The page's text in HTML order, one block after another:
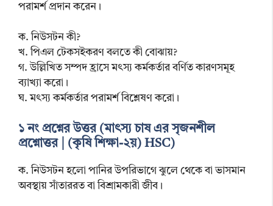
পরামর্শ প্রদান করেন।
ক. নিউসটন কী?
খ. পিএল টেকসইকরণ বলতে কী বোঝায়?
গ. উল্লিখিত সম্পদ হ্রাসে মৎস্য কর্মকর্তার বর্ণিত কারণসমূহ
ব্যাখ্যা করো।
ঘ. মৎস্য কর্মকর্তার পরামর্শ বিশ্লেষণ করো।
১ নং প্রশ্নের উত্তর (মাৎস্য চাষ এর সৃজনশীল
প্রশ্নোত্তর | (কৃষি শিক্ষা-২য়) HSC)
ক. নিউসটন হলো পানির উপরিভাগে ঝুলে থেকে বা ভাসমান
অবস্থায় সাঁতাররত বা বিশ্রামকারী জীব।